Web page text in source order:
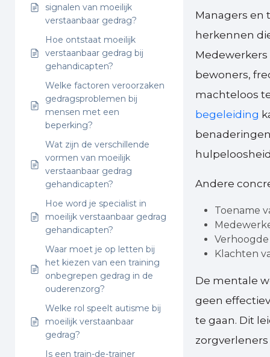
signalen van moeilijk
verstaanbaar gedrag?
Hoe ontstaat moeilijk
verstaanbaar gedrag bij
gehandicapten?
Welke factoren veroorzaken
gedragsproblemen bij
mensen met een
beperking?
Wat zijn de verschillende
vormen van moeilijk
verstaanbaar gedrag
gehandicapten?
Hoe word je specialist in
moeilijk verstaanbaar gedrag
gehandicapten?
Waar moet je op letten bij
het kiezen van een training
onbegrepen gedrag in de
ouderenzorg?
Welke rol speelt autisme bij
moeilijk verstaanbaar
gedrag?
Is een train-de-trainer
Managers en
herkennen
bewoners,
machteloos
begeleiding
Andere
Toename
Klachten
De mentale
geen
te gaan. Dit